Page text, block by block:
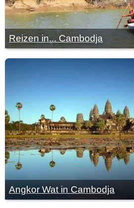
Reizen in... Cambodja
Angkor Wat in Cambodja